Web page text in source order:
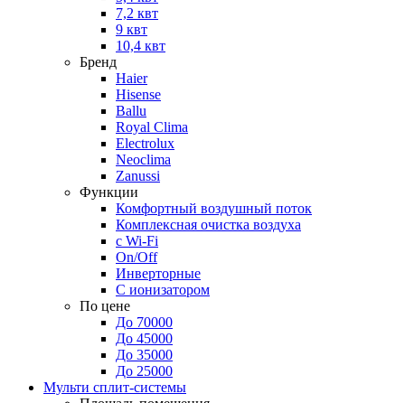
7,2 квт
9 квт
10,4 квт
Бренд
Haier
Hisense
Ballu
Royal Clima
Electrolux
Neoclima
Zanussi
Функции
Комфортный воздушный поток
Комплексная очистка воздуха
с Wi-Fi
On/Off
Инверторные
С ионизатором
По цене
До 70000
До 45000
До 35000
До 25000
Мульти сплит-системы